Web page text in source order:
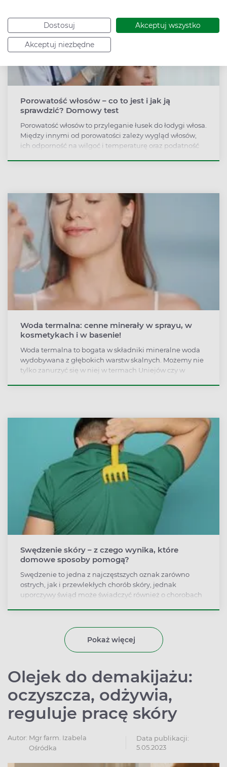
Dostosuj Akceptuj wszystko
Akceptuj niezbędne
Porowatość włosów – co to jest i jak ją
sprawdzić? Domowy test
Porowatość włosów to przyleganie łusek do łodygi włosa.
Między innymi od porowatości zależy wygląd włosów,
ich odporność na wilgoć i temperaturę oraz podatność
Woda termalna: cenne minerały w sprayu, w
kosmetykach i w basenie!
Woda termalna to bogata w składniki mineralne woda
wydobywana z głębokich warstw skalnych. Możemy nie
tylko zanurzyć się w niej w termach Uniejów czy w
podróży lub w czasie treningu.
Swędzenie skóry – z czego wynika, które
domowe sposoby pomogą?
Swędzenie to jedna z najczęstszych oznak zarówno
ostrych, jak i przewlekłych chorób skóry, jednak
uporczywy świąd może świadczyć również o chorobach
Pokaż więcej
Olejek do demakijażu:
oczyszcza, odżywia,
reguluje pracę skóry
Autor: Mgr farm. Izabela
Ośródka
Data publikacji:
5.05.2023